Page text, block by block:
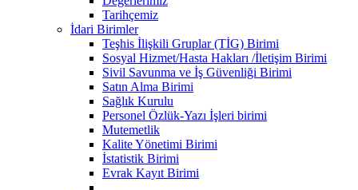
Tarihçemiz
İdari Birimler
Teşhis İlişkili Gruplar (TİG) Birimi
Sosyal Hizmet/Hasta Hakları /İletişim Birimi
Sivil Savunma ve İş Güvenliği Birimi
Satın Alma Birimi
Sağlık Kurulu
Personel Özlük-Yazı İşleri birimi
Mutemetlik
Kalite Yönetimi Birimi
İstatistik Birimi
Evrak Kayıt Birimi